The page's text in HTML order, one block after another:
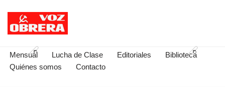
Saltar
contenido
Mensual Lucha de Clase Editoriales
Biblioteca
Quiénes somos
Contacto